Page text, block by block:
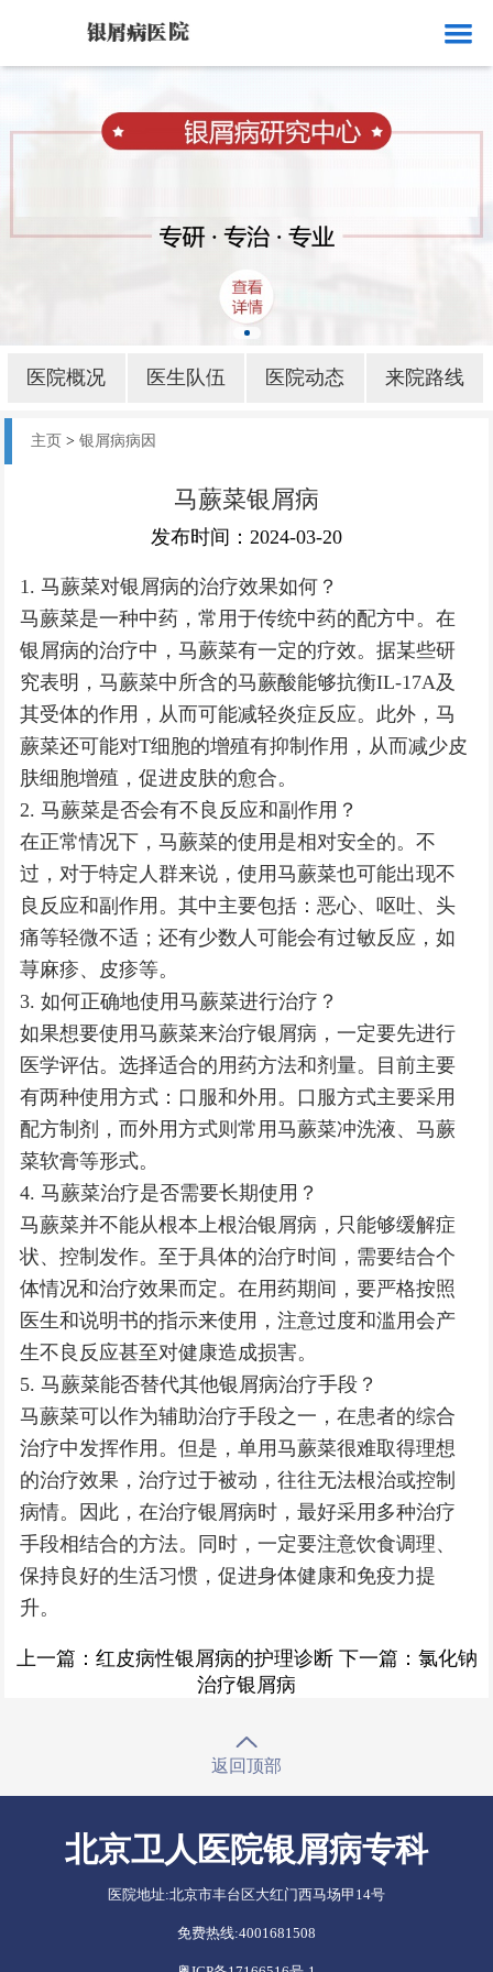
医院概况
银屑病护理
医院概况 医生队伍 医院动态 来院路线
主页 >银屑病病因
马蕨菜银屑病
发布时间：2024-03-20
1. 马蕨菜对银屑病的治疗效果如何？
马蕨菜是一种中药，常用于传统中药的配方中。在
银屑病的治疗中，马蕨菜有一定的疗效。据某些研
究表明，马蕨菜中所含的马蕨酸能够抗衡IL-17A及
其受体的作用，从而可能减轻炎症反应。此外，马
蕨菜还可能对T细胞的增殖有抑制作用，从而减少皮
肤细胞增殖，促进皮肤的愈合。
2. 马蕨菜是否会有不良反应和副作用？
在正常情况下，马蕨菜的使用是相对安全的。不
过，对于特定人群来说，使用马蕨菜也可能出现不
良反应和副作用。其中主要包括：恶心、呕吐、头
痛等轻微不适；还有少数人可能会有过敏反应，如
荨麻疹、皮疹等。
3. 如何正确地使用马蕨菜进行治疗？
如果想要使用马蕨菜来治疗银屑病，一定要先进行
医学评估。选择适合的用药方法和剂量。目前主要
有两种使用方式：口服和外用。口服方式主要采用
配方制剂，而外用方式则常用马蕨菜冲洗液、马蕨
菜软膏等形式。
4. 马蕨菜治疗是否需要长期使用？
马蕨菜并不能从根本上根治银屑病，只能够缓解症
状、控制发作。至于具体的治疗时间，需要结合个
体情况和治疗效果而定。在用药期间，要严格按照
医生和说明书的指示来使用，注意过度和滥用会产
生不良反应甚至对健康造成损害。
5. 马蕨菜能否替代其他银屑病治疗手段？
马蕨菜可以作为辅助治疗手段之一，在患者的综合
治疗中发挥作用。但是，单用马蕨菜很难取得理想
的治疗效果，治疗过于被动，往往无法根治或控制
病情。因此，在治疗银屑病时，最好采用多种治疗
手段相结合的方法。同时，一定要注意饮食调理、
保持良好的生活习惯，促进身体健康和免疫力提
升。
上一篇： 红皮病性银屑病的护理诊断下一篇： 氯化钠
治疗银屑病
返回顶部
北京卫人医院银屑病专科
医院地址:北京市丰台区大红门西马场甲14号
免费热线:4001681508